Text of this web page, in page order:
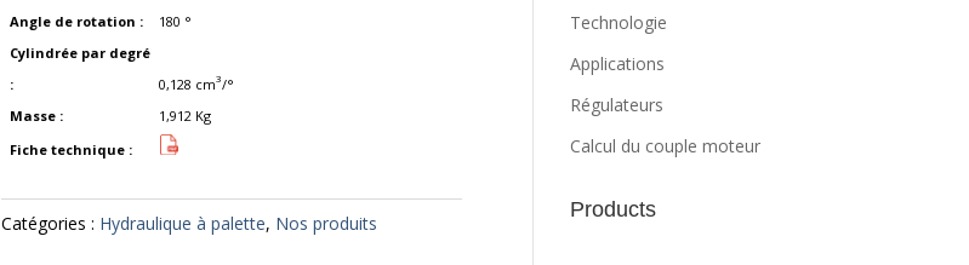
Angle de rotation :
180 °
Cylindrée par degré
:
0,128 cm3/°
Masse :
1,912 Kg
Fiche technique :
Catégories : Hydraulique à palette, Nos produits
Technologie
Applications
Régulateurs
Calcul du couple moteur
Products